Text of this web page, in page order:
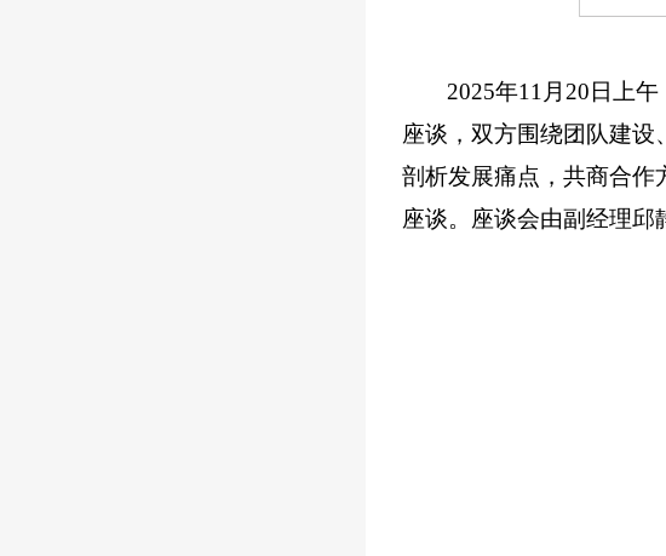
2025年11月20日上
座谈，双方围绕团队建设
剖析发展痛点，共商合作
座谈。座谈会由副经理邱